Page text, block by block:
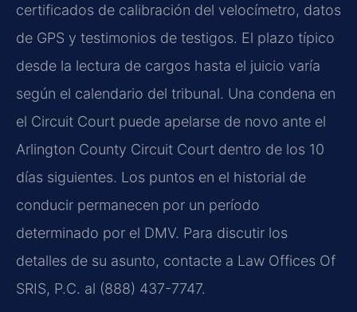
certificados de calibración del velocímetro, datos
de GPS y testimonios de testigos. El plazo típico
desde la lectura de cargos hasta el juicio varía
según el calendario del tribunal. Una condena en
el Circuit Court puede apelarse de novo ante el
Arlington County Circuit Court dentro de los 10
días siguientes. Los puntos en el historial de
conducir permanecen por un período
determinado por el DMV. Para discutir los
detalles de su asunto, contacte a Law Offices Of
SRIS, P.C. al (888) 437-7747.